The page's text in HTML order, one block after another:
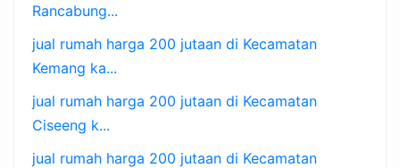
Rancabung...
jual rumah harga 200 jutaan di Kecamatan
Kemang ka...
jual rumah harga 200 jutaan di Kecamatan
Ciseeng k...
jual rumah harga 200 jutaan di Kecamatan